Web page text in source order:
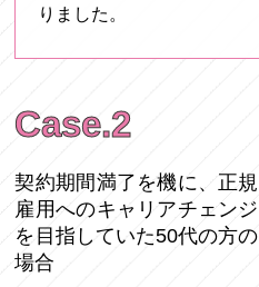
りました。
Case.2
契約期間満了を機に、正規
雇用へのキャリアチェンジ
を目指していた50代の方の
場合